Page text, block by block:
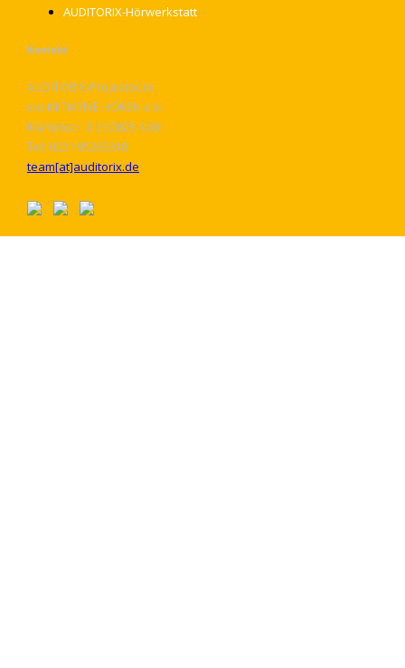
AUDITORIX-Hörwerkstatt
Kontakt
AUDITORIX-Projektbüro
c/o INITIATIVE HÖREN e.V.
Marienstr. 3 | 50825 Köln
Tel: 0221 95265018
team[at]auditorix.de